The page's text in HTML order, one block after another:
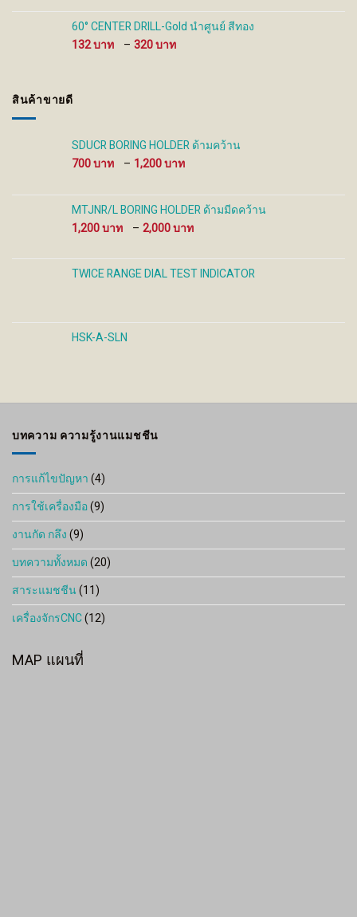
280 ฿
through
930 ฿
60° CENTER DRILL-Gold นำศูนย์ สีทอง
132
– 320
สินค้าขายดี
SDUCR BORING HOLDER ด้ามคว้าน
700
– 1,200
700 ฿
through
MTJNR/L BORING HOLDER ด้ามมีดคว้าน
1,200
– 2,000
1,200 ฿
through
TWICE RANGE DIAL TEST INDICATOR
HSK-A-SLN
บทความ ความรู้งานแมชชีน
การแก้ไขปัญหา(4)
การใช้เครื่องมือ(9)
งานกัด กลึง(9)
บทความทั้งหมด(20)
สาระแมชชีน(11)
เครื่องจักรCNC(12)
MAP แผนที่